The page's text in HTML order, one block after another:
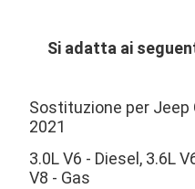
Si adatta ai
Sostituzione per Jeep
2021
3.0L V6 - Diesel, 3.6L
V8 - Gas